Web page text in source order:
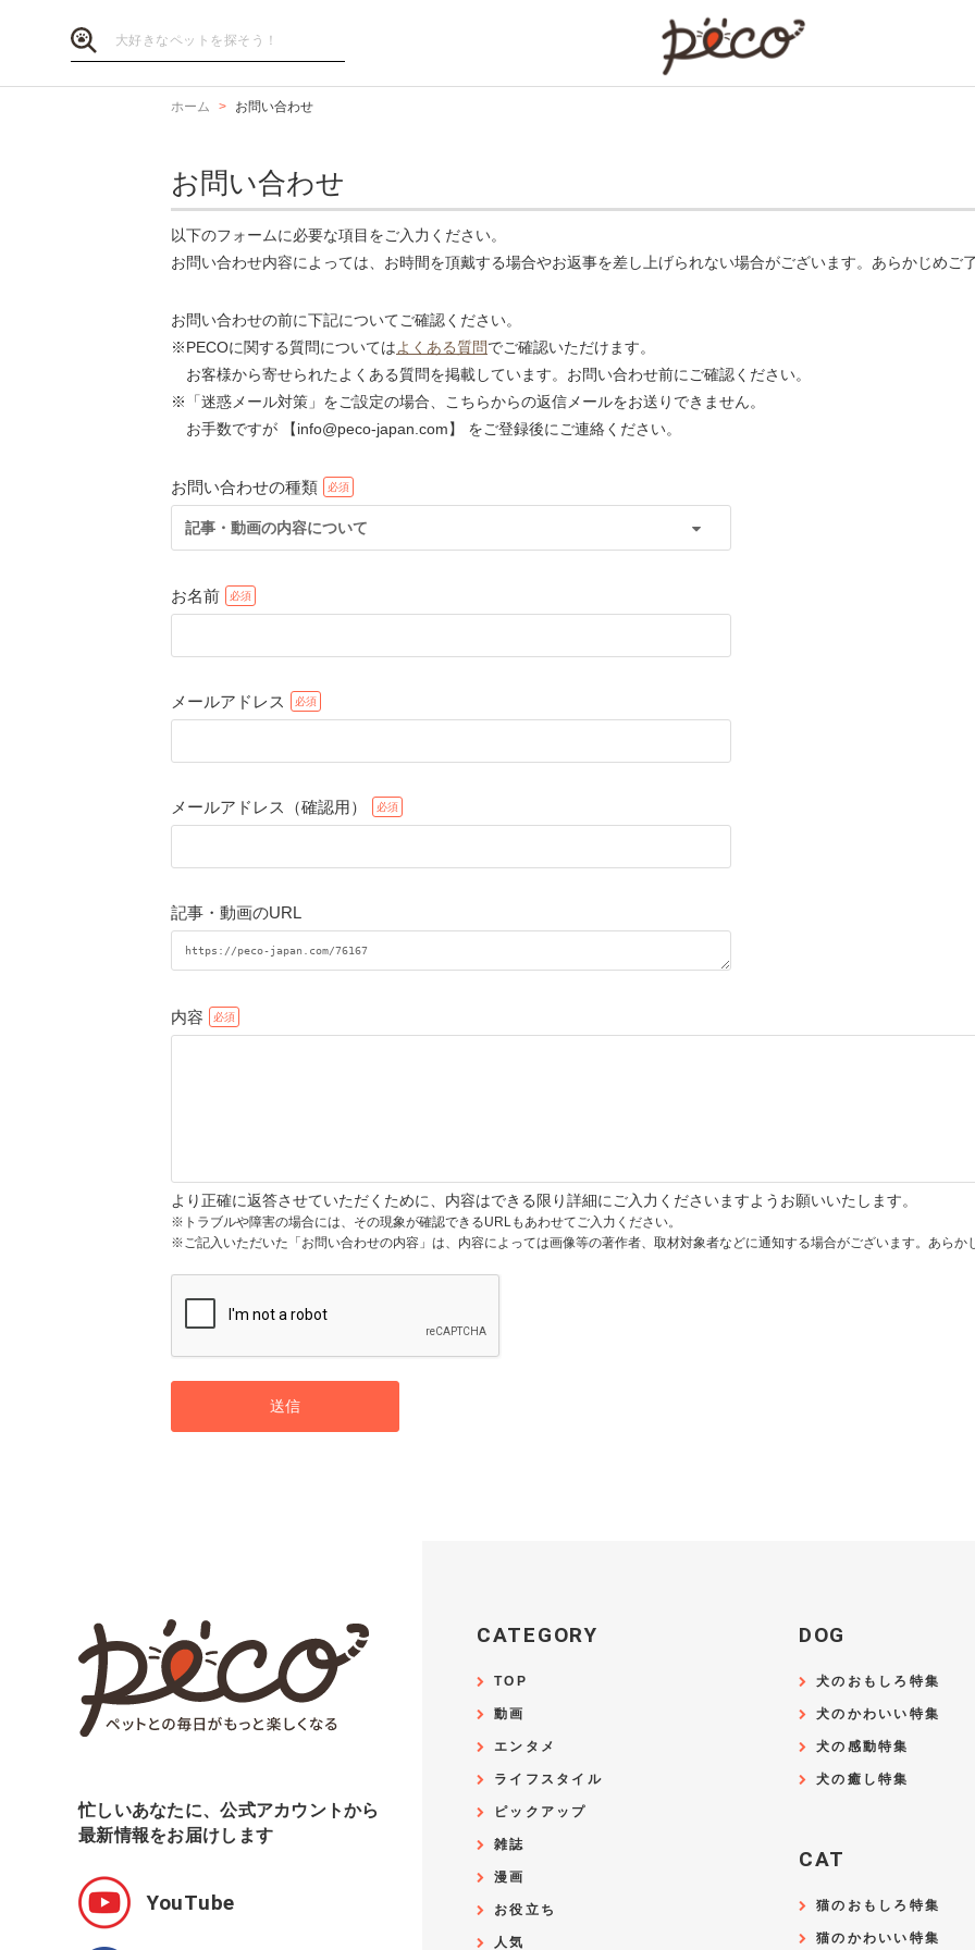
ホーム お問い合わせ
お問い合わせ
以下のフォームに必要な項目をご入力ください。
お問い合わせ内容によっては、お時間を頂戴する場合やお返事を差し上げられない場合がございます。あらかじめご
お問い合わせの前に下記についてご確認ください。
※PECOに関する質問についてはよくある質問でご確認いただけます。
お客様から寄せられたよくある質問を掲載しています。お問い合わせ前にご確認ください。
※「迷惑メール対策」をご設定の場合、こちらからの返信メールをお送りできません。
お手数ですが 【info@peco-japan.com】 をご登録後にご連絡ください。
お問い合わせの種類
記事・動画の内容について
お名前
メールアドレス
メールアドレス（確認用）
記事・動画のURL
内容
より正確に返答させていただくために、内容はできる限り詳細にご入力くださいますようお願いいたします。
※トラブルや障害の場合には、その現象が確認できるURLもあわせてご入力ください。
※ご記入いただいた「お問い合わせの内容」は、内容によっては画像等の著作者、取材対象者などに通知する場合がございます。あらか
送信
忙しいあなたに、公式アカウントから
最新情報をお届けします
YouTube
CATEGORY
TOP
動画
エンタメ
ライフスタイル
ピックアップ
雑誌
漫画
お役立ち
人気
DOG
犬のおもしろ特集
犬のかわいい特集
犬の感動特集
犬の癒し特集
CAT
猫のおもしろ特集
猫のかわいい特集